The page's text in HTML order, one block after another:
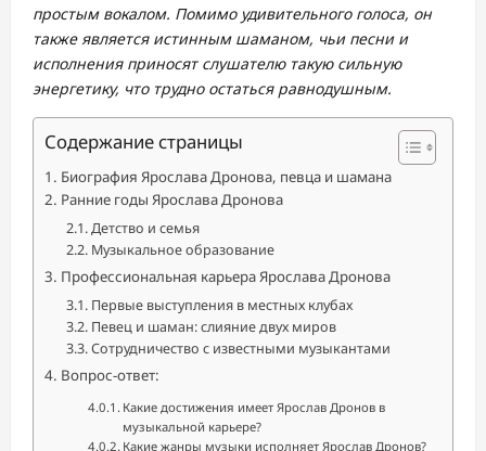
простым вокалом. Помимо удивительного голоса, он
также является истинным шаманом, чьи песни и
исполнения приносят слушателю такую сильную
энергетику, что трудно остаться равнодушным.
Содержание страницы
Биография Ярослава Дронова, певца и шамана
Ранние годы Ярослава Дронова
Детство и семья
Музыкальное образование
Профессиональная карьера Ярослава Дронова
Первые выступления в местных клубах
Певец и шаман: слияние двух миров
Сотрудничество с известными музыкантами
Вопрос-ответ:
Какие достижения имеет Ярослав Дронов в
музыкальной карьере?
Какие жанры музыки исполняет Ярослав Дронов?